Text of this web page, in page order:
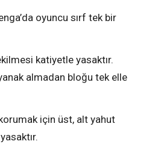
oyuncu sırf tek bir
katiyetle yasaktır.
almadan bloğu tek elle
için üst, alt yahut